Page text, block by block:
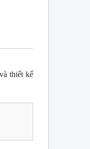
thiết kế